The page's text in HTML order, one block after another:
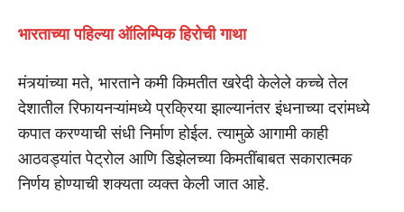
भारताच्या पहिल्या ऑलिम्पिक हिरोची गाथा
मंत्र्यांच्या मते, भारताने कमी किमतीत खरेदी केलेले कच्चे तेल
देशातील रिफायनऱ्यांमध्ये प्रक्रिया झाल्यानंतर इंधनाच्या दरांमध्ये
कपात करण्याची संधी निर्माण होईल. त्यामुळे आगामी काही
आठवड्यांत पेट्रोल आणि डिझेलच्या किमतींबाबत सकारात्मक
निर्णय होण्याची शक्यता व्यक्त केली जात आहे.